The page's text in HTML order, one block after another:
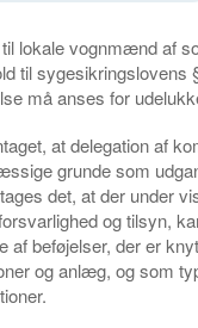
lokale vognmænd af
til sygesikringslovens
må anses for
at delegation af
grunde som
det, at der under
og tilsyn,
af beføjelser, der er
og anlæg, og som